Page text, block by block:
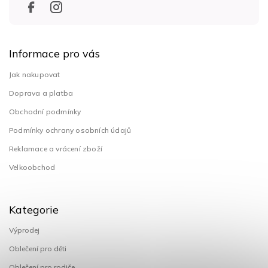
Informace pro vás
Jak nakupovat
Doprava a platba
Obchodní podmínky
Podmínky ochrany osobních údajů
Reklamace a vrácení zboží
Velkoobchod
Kategorie
Výprodej
Oblečení pro děti